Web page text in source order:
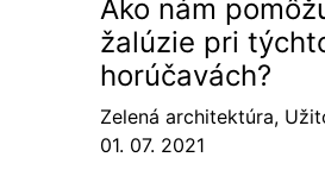
Ako nám
žalúzie pri
horúčavách?
Zelená architektúra,
01. 07. 2021